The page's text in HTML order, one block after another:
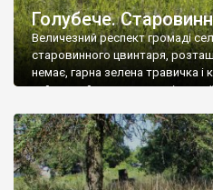
Голубече.
Величезний респект громаді
старовинного цвинтаря,
немає, гарна зелена травичка і
найкращий регулятор
бруньками, кози ті бруньки
делікатес. На цвинтарі у
різноманітних форм хрестів.